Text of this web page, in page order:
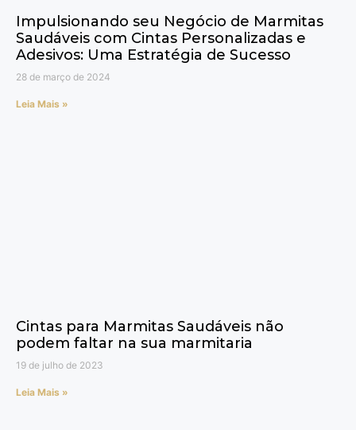
Impulsionando seu Negócio de Marmitas
Saudáveis com Cintas Personalizadas e
Adesivos: Uma Estratégia de Sucesso
28 de março de 2024
Leia Mais »
Cintas para Marmitas Saudáveis não
podem faltar na sua marmitaria
19 de julho de 2023
Leia Mais »